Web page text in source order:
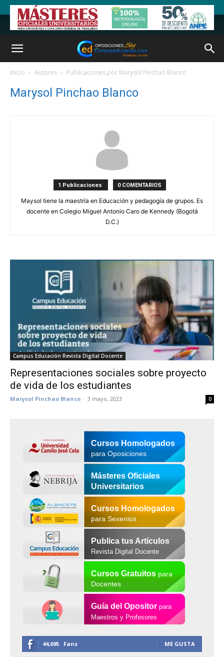
Inicio Autores Publicaciones por Marysol Pinchao Blanco
Marysol Pinchao Blanco
1 Publicaciones 0 COMENTARIOS
Maysol tiene la maestría en Educación y pedagogía de grupos. Es
docente en Colegio Miguel Antonio Caro de Kennedy (Bogotá
D.C.)
Campus Educación Revista Digital Docente
Representaciones sociales sobre proyecto
de vida de los estudiantes
Marysol Pinchao Blanco - 3 mayo, 2023 0
Cursos Homologados
para Oposiciones
Másteres Oficiales
Universitarios
Cursos Homologados
para Sexenios
Publica tus Artículos
Revista Digital Docente
Cursos Gratuitospara
Docentes
Guía del Opositor para
Maestros y Profesores
44,695 Fans ME GUSTA